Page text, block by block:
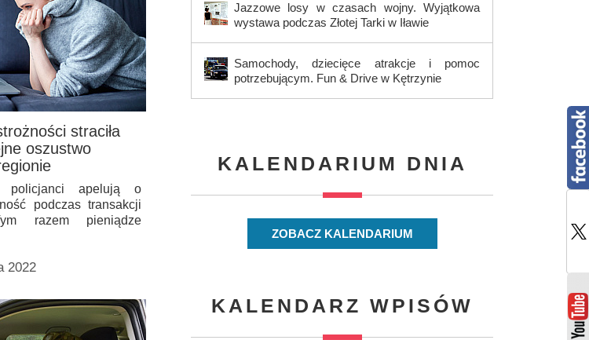
straciła
oszustwo
apelują o
podczas transakcji
razem pieniądze
2022
Jazzowe losy w czasach wojny. Wyjątkowa
wystawa podczas Złotej Tarki w Iławie
Samochody, dziecięce atrakcje i pomoc
potrzebującym. Fun & Drive w Kętrzynie
KALENDARIUM DNIA
ZOBACZ KALENDARIUM
KALENDARZ WPISÓW